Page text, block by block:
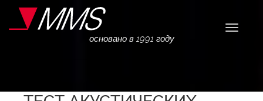
основано в 1991 году